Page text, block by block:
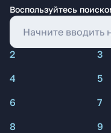
Воспользуйтесь
2 3
4
5
6
7
8
9